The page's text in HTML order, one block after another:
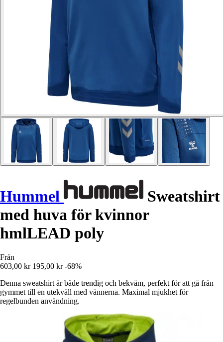
Hummel
Sweatshirt
med huva för kvinnor
hmlLEAD poly
Från
603,00 kr 195,00 kr -68%
Denna sweatshirt är både trendig och bekväm, perfekt för att gå från
gymmet till en utekväll med vännerna. Maximal mjukhet för
regelbunden användning.